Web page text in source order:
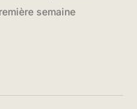
semaine